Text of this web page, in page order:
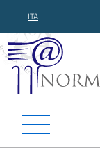
ITA